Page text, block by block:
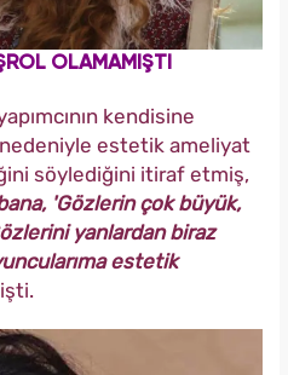
OLAMAMIŞTI
kendisine
estetik ameliyat
söylediğini itiraf etmiş,
'Gözlerin çok büyük,
yanlardan biraz
estetik